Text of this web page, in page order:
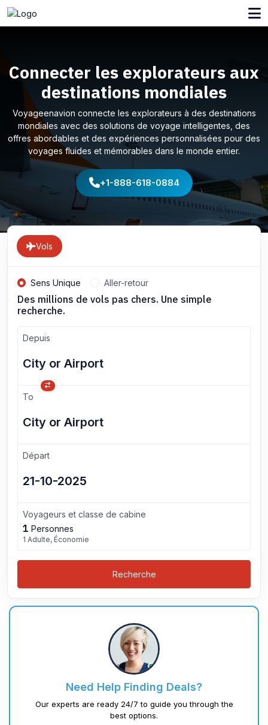
Connecter les explorateurs aux
destinations mondiales
Voyageenavion connecte les explorateurs à des destinations
mondiales avec des solutions de voyage intelligentes, des
offres abordables et des expériences personnalisées pour des
voyages fluides et mémorables dans le monde entier.
+1-888-618-0884
Vols
Sens Unique Aller-retour
Des millions de vols pas chers. Une simple
recherche.
Depuis
To
Départ
Voyageurs et classe de cabine
1 Personnes
1 Adulte, Économie
Recherche
Need Help Finding Deals?
Our experts are ready 24/7 to guide you through the
best options.